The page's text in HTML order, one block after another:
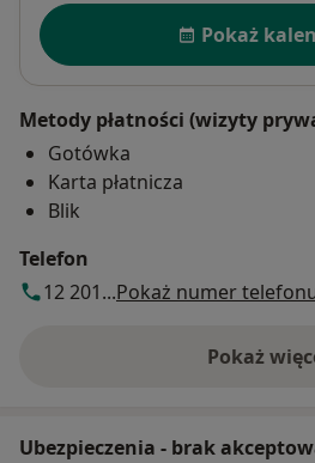
Dostępność
Pokaż
Metody płatności (wizyty
Gotówka
Karta płatnicza
Blik
Telefon
12 201...Pokaż numer
Pokażo
Ubezpieczenia - brak